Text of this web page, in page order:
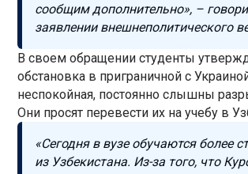
сообщим дополнительно», –
заявлении внешнеполитического
В своем обращении студенты
обстановка в приграничной с
неспокойная, постоянно слышны
Они просят перевести их на учебу в
«Сегодня в вузе обучаются более
из Узбекистана. Из-за того, что